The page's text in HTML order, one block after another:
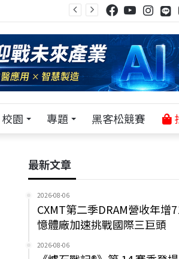
校園 專題 黑客松競賽
最新文章
2026-08-06
CXMT第二季DRAM營收年增
憶體廠加速挑戰國際三巨頭
2026-08-06